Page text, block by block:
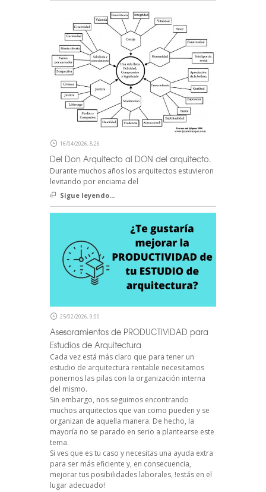
16/04/2026, 8:26
Del Don Arquitecto al DON del arquitecto.
Durante muchos años los arquitectos estuvieron
levitando por enciama del
Sigue leyendo...
25/02/2026, 9:00
Asesoramientos de PRODUCTIVIDAD para
Estudios de Arquitectura
Cada vez está más claro que para tener un
estudio de arquitectura rentable necesitamos
ponernos las pilas con la organización interna
del mismo.
Sin embargo, nos seguimos encontrando
muchos arquitectos que van como pueden y se
organizan de aquella manera. De hecho, la
mayoría no se parado en serio a plantearse este
tema.
Si ves que es tu caso y necesitas una ayuda extra
para ser más eficiente y, en consecuencia,
mejorar tus posibilidades laborales, !estás en el
lugar adecuado!